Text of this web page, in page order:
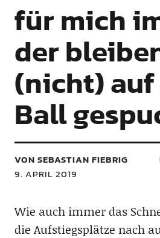
für mich
der
(nicht)
Ball
VON SEBASTIAN FIEBRIG
9. APRIL 2019
Wie auch immer das
die Aufstiegsplätze nach